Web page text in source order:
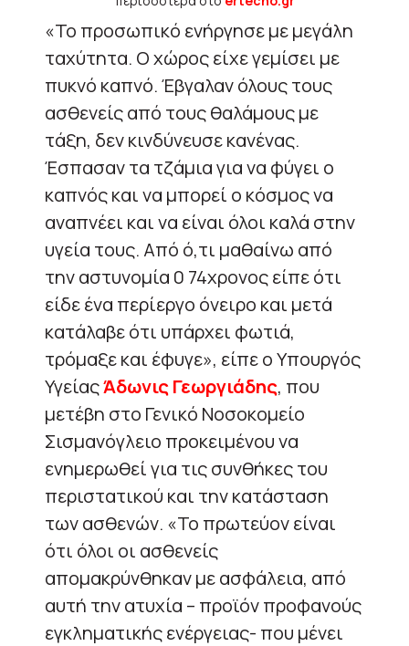
«Το προσωπικό ενήργησε με μεγάλη
ταχύτητα. Ο χώρος είχε γεμίσει με
πυκνό καπνό. Έβγαλαν όλους τους
ασθενείς από τους θαλάμους με
τάξη, δεν κινδύνευσε κανένας.
Έσπασαν τα τζάμια για να φύγει ο
καπνός και να μπορεί ο κόσμος να
αναπνέει και να είναι όλοι καλά στην
υγεία τους. Από ό,τι μαθαίνω από
την αστυνομία 0 74χρονος είπε ότι
είδε ένα περίεργο όνειρο και μετά
κατάλαβε ότι υπάρχει φωτιά,
τρόμαξε και έφυγε», είπε ο Υπουργός
ΥγείαςΆδωνις Γεωργιάδης, που
μετέβη στο Γενικό Νοσοκομείο
Σισμανόγλειο προκειμένου να
ενημερωθεί για τις συνθήκες του
περιστατικού και την κατάσταση
των ασθενών. «Το πρωτεύον είναι
ότι όλοι οι ασθενείς
απομακρύνθηκαν με ασφάλεια, από
αυτή την ατυχία – προϊόν προφανούς
εγκληματικής ενέργειας- που μένει